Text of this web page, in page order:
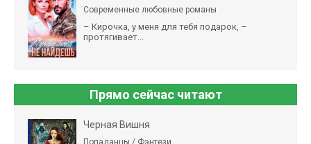
Современные любовные романы
– Кирочка, у меня для тебя подарок, –
протягивает...
Прямо сейчас читают
Черная Вишня
Попаданцы / Фэнтези